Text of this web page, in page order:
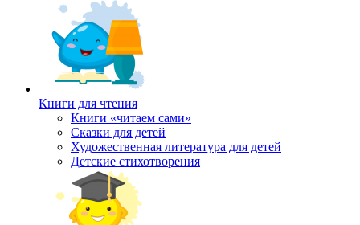
Книги для чтения
Книги «читаем сами»
Сказки для детей
Художественная литература для детей
Детские стихотворения